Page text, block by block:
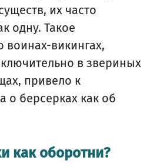
их часто
одну. Такое
воинах-викингах,
в звериных
привело к
берсерках как об
как оборотни?